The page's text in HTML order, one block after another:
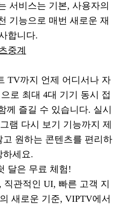
서비스는 기본, 사용자의
기능으로 매번 새로운 재
합니다.
중계
TV까지 언제 어디서나 자
로 최대 4대 기기 동시 접
께 즐길 수 있습니다. 실시
램 다시 보기 기능까지 제
원하는 콘텐츠를 편리하
하세요.
달은 무료 체험!
관적인 UI, 빠른 고객 지
새로운 기준, VIPTV에서